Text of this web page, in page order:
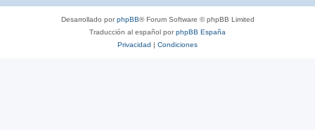
Desarrollado porphpBB® Forum Software © phpBB Limited
Traducción al español porphpBB España
Privacidad
Condiciones